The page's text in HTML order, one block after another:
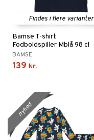
Findes i flere varianter
Bamse T-shirt
Fodboldspiller Mblå 98 cl
BAMSE
139 kr.
nyhed